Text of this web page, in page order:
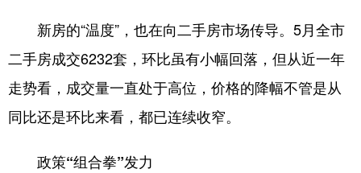
新房的“温度”，也在向二手房市场传导。5月全市
二手房成交6232套，环比虽有小幅回落，但从近一年
走势看，成交量一直处于高位，价格的降幅不管是从
同比还是环比来看，都已连续收窄。
政策“组合拳”发力